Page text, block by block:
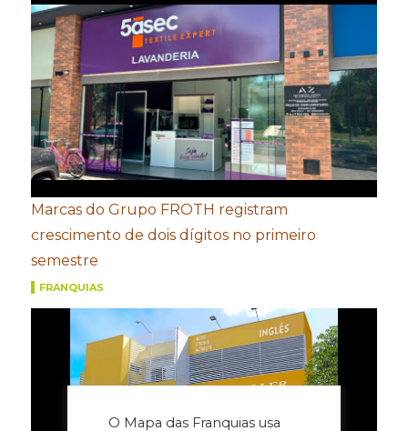
O Mapa das Franquias usa
Marcas do Grupo FROTH registram
crescimento de dois dígitos no primeiro
semestre
FRANQUIAS